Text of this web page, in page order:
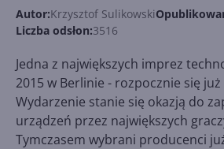
Autor:Krzysztof Sulikowski
Liczba odsłon:3516
Jedna z największych imprez
2015 w Berlinie - rozpocznie się
Wydarzenie stanie się okazją do
urządzeń przez największych
Tymczasem wybrani producenci